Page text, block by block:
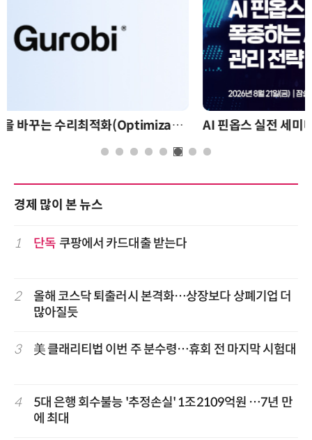
AI 핀옵스 실전 세미나: 폭증하는 AI 토큰 비용 관리 전략
경제 많이 본 뉴스
1 단독 쿠팡에서 카드대출 받는다
2
올해 코스닥 퇴출러시 본격화…상장보다 상폐기업 더
많아질듯
3 美 클래리티법 이번 주 분수령…휴회 전 마지막 시험대
4
5대 은행 회수불능 '추정손실' 1조2109억원 …7년 만
에 최대